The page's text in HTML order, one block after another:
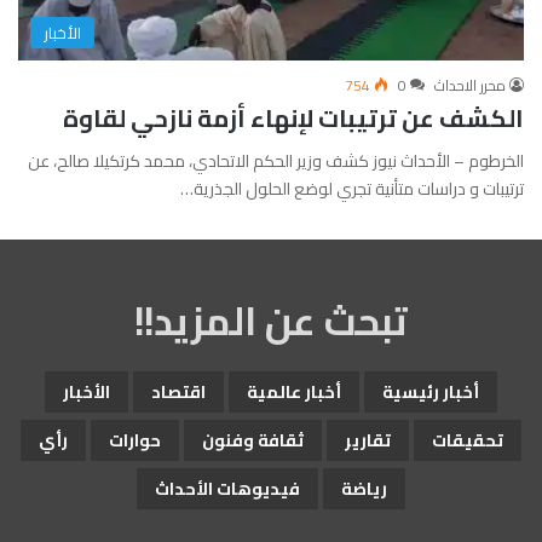
الأخبار
محرر الاحداث 0
754
الكشف عن ترتيبات لإنهاء أزمة نازحي لقاوة
الخرطوم – الأحداث نيوز كشف وزير الحكم الاتحادي، محمد كرتكيلا صالح، عن
ترتيبات و دراسات متأنية تجري لوضع الحلول الجذرية…
تبحث عن المزيد!!
أخبار رئيسية أخبار عالمية اقتصاد
الأخبار
تحقيقات
تقارير ثقافة وفنون حوارات
رأي
رياضة
فيديوهات الأحداث